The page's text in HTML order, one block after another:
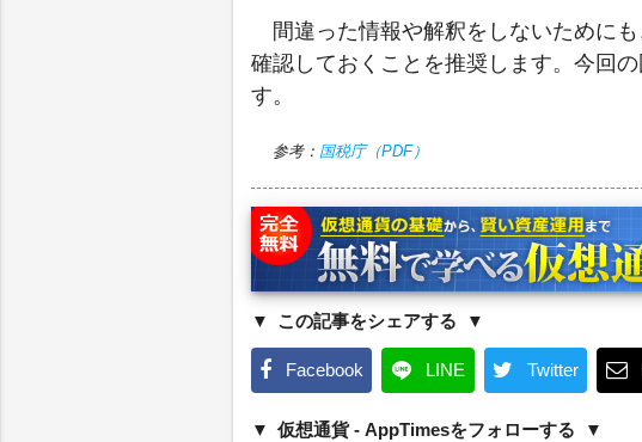
間違った情報や解釈をしないために
確認しておくことを推奨します。今回
す。
参考： 国税庁（PDF）
この記事をシェアする
Facebook LINE Twitter
仮想通貨 - AppTimesをフォローする